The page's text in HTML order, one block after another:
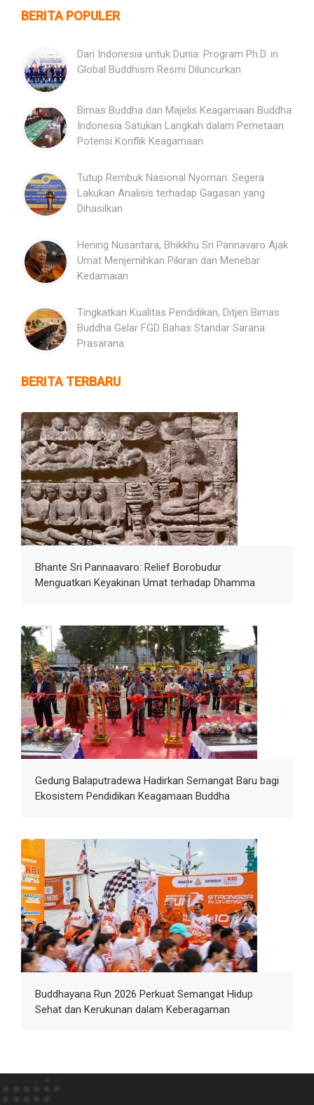
BERITA POPULER
Dari Indonesia untuk Dunia: Program Ph.D. in
Global Buddhism Resmi Diluncurkan
Bimas Buddha dan Majelis Keagamaan Buddha
Indonesia Satukan Langkah dalam Pemetaan
Potensi Konflik Keagamaan
Tutup Rembuk Nasional Nyoman: Segera
Lakukan Analisis terhadap Gagasan yang
Dihasilkan
Hening Nusantara, Bhikkhu Sri Pannavaro Ajak
Umat Menjernihkan Pikiran dan Menebar
Kedamaian
Tingkatkan Kualitas Pendidikan, Ditjen Bimas
Buddha Gelar FGD Bahas Standar Sarana
Prasarana
BERITA TERBARU
Bhante Sri Pannaavaro: Relief Borobudur
Menguatkan Keyakinan Umat terhadap Dhamma
Gedung Balaputradewa Hadirkan Semangat Baru bagi
Ekosistem Pendidikan Keagamaan Buddha
Buddhayana Run 2026 Perkuat Semangat Hidup
Sehat dan Kerukunan dalam Keberagaman